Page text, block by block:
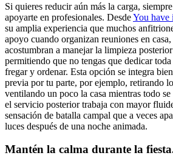
Si quieres reducir aún más la carga,
apoyarte en profesionales. DesdeYou have
su amplia experiencia que muchos
apoyo cuando organizan reuniones en
acostumbran a manejar la limpieza
permitiendo que no tengas que dedicar
fregar y ordenar. Esta opción se integra
previa por tu parte, por ejemplo, retirando
ventilando un poco la casa mientras todo
el servicio posterior trabaja con mayor
sensación de batalla campal que a veces
luces después de una noche animada.
Mantén la calma durante la